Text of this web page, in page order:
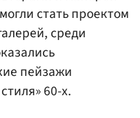
стать проектом
среди
пейзажи
60-х.